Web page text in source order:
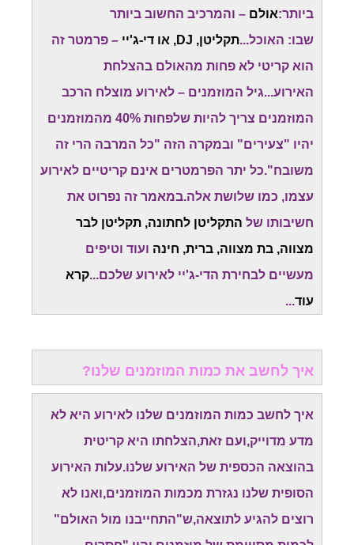
ביותר:אולם – והמרכיב החשוב ביותר
שבו: האוכל...תקליטן, DJ, או די-ג'יי
– פרמטר זה
הוא קריטי לא פחות מהאולם בהצלחת
האירוע...גיל המוזמנים – לאירוע מוצלח הרכב
המוזמנים צריך להיות שלפחות 40% מהמוזמנים
יהיו "צעירים" ובמקרה הזה "כל המרבה הרי זה
משובח".כל יתר הפרמטרים אינם קריטיים לאירוע
עצמו, כמו שלושת אלה.במאמר זה נפרוט את
חשיבותו של התקליטן לחתונה, תקליטן לבר
מצווה, בת מצווה, ברית, חינה ועוד וטיפים
מעשיים לבחירת הדי-ג'יי לאירוע שלכם...קרא
עוד...
איך לחשב את כמות המוזמנים שלנו?
איך לחשב כמות המוזמנים שלנו לאירוע היא לא
מדע מדוייק,ועם זאת,הצלחתו היא קריטית
בהוצאה הכספית של האירוע שלנו.עלות האירוע
הסופית שלנו נגזרת מכמות המוזמנים,ואנו לא
רוצים להגיע לתוצאה,ש"התחייבנו מול האולם"